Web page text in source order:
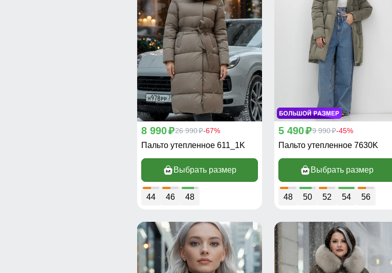
8 990p26 990p-67%
Пальто утепленное 611_1K
Выбрать размер
44 46 48
5 490p9 990p-45%
Пальто утепленное 7630K
Выбрать размер
48 50 52 54 56